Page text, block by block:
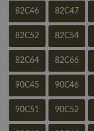
82C46 82C47
82C52 82C54
82C64 82C66
90C45 90C46
90C51 90C52